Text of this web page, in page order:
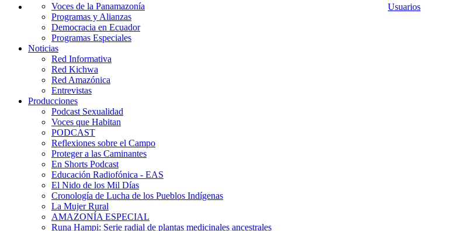
Usuarios
Voces de la Panamazonía
Programas y Alianzas
Democracia en Ecuador
Programas Especiales
Noticias
Red Informativa
Red Kichwa
Red Amazónica
Entrevistas
Producciones
Podcast Sexualidad
Voces que Habitan
PODCAST
Reflexiones sobre el Campo
Proteger a las Caminantes
En Shorts Podcast
Educación Radiofónica - EAS
El Nido de los Mil Días
Cronología de Lucha de los Pueblos Indígenas
La Mujer Rural
AMAZONÍA ESPECIAL
Runa Hampi: Serie radial de plantas medicinales ancestrales